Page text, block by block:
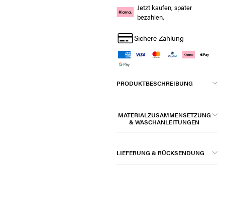
Jetzt kaufen, später
bezahlen.
Sichere Zahlung
PRODUKTBESCHREIBUNG
MATERIALZUSAMMENSETZUNG
& WASCHANLEITUNGEN
LIEFERUNG & RÜCKSENDUNG